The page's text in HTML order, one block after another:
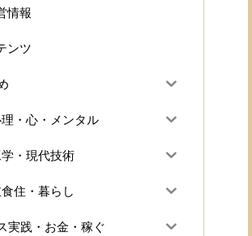
情報
ンツ
・心・メンタル
・現代技術
住・暮らし
実践・お金・稼ぐ